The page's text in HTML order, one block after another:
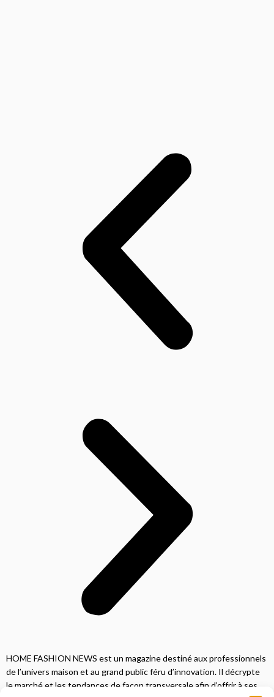
HOME FASHION NEWS est un magazine destiné aux professionnels
de l’univers maison et au grand public féru d’innovation. Il décrypte
le marché et les tendances de façon transversale afin d’offrir à ses